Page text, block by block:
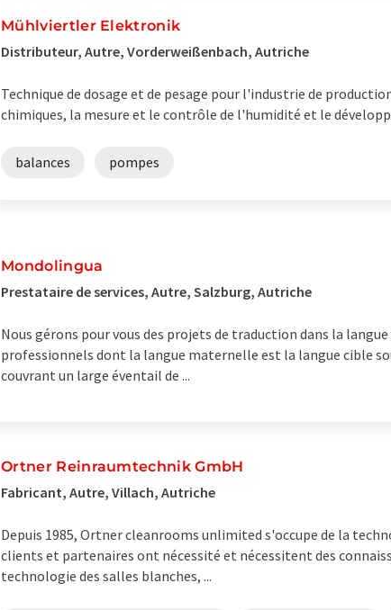
Mühlviertler Elektronik
Distributeur, Autre, Vorderweißenbach, Autriche
Technique de dosage et de pesage pour l'industrie de
chimiques, la mesure et le contrôle de l'humidité et le
balances pompes
Mondolingua
Prestataire de services, Autre, Salzburg, Autriche
Nous gérons pour vous des projets de traduction dans la
professionnels dont la langue maternelle est la langue cible
couvrant un large éventail de ...
Ortner Reinraumtechnik GmbH
Fabricant, Autre, Villach, Autriche
Depuis 1985, Ortner cleanrooms unlimited s'occupe de la
clients et partenaires ont nécessité et nécessitent des
technologie des salles blanches, ...